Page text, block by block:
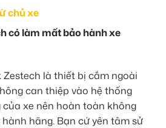
chủ xe
có làm mất bảo hành xe
Zestech là thiết bị cắm ngoài
can thiệp vào hệ thống
xe nên hoàn toàn không
hãng. Bạn cứ yên tâm sử